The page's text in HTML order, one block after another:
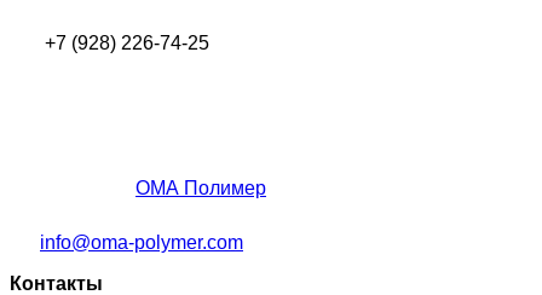
+7 (928) 226-74-25
ОМА Полимер
info@oma-polymer.com
Контакты